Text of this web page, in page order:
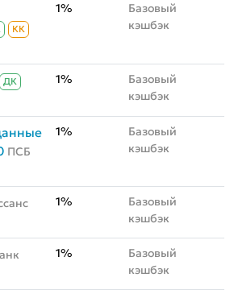
КК
1%
Базовый
кэшбэк
ДК
1%
Базовый
кэшбэк
ПСБ
1%
Базовый
кэшбэк
1%
Базовый
кэшбэк
1%
Базовый
кэшбэк